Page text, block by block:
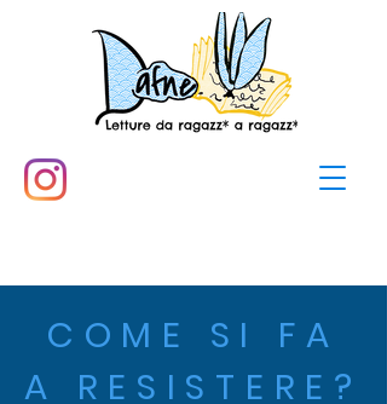
COME SI FA
A RESISTERE?